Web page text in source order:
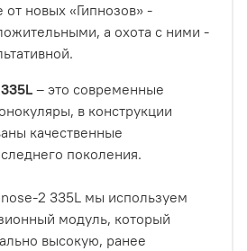
новых «Гипнозов» -
а охота с ними -
– это современные
в конструкции
качественные
поколения.
2 335L мы используем
модуль, который
высокую, ранее